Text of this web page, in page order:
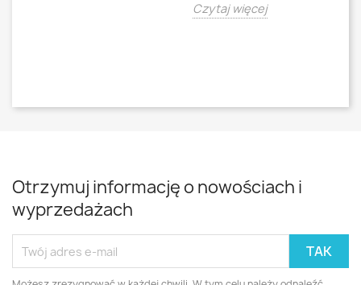
Czytaj więcej
Otrzymuj informację o nowościach i
wyprzedażach